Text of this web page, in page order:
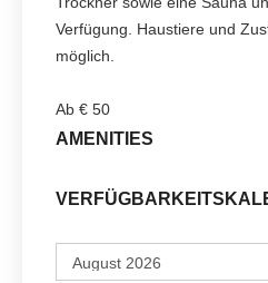
Verfügung. Haustiere und
möglich.
Ab € 50
AMENITIES